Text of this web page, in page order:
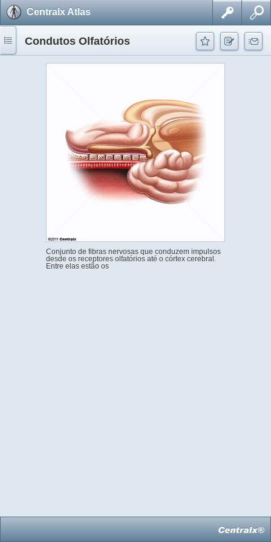
Centralx Atlas
Condutos Olfatórios
Conjunto de fibras nervosas que conduzem impulsos
desde os receptores olfatórios até o córtex cerebral.
Entre elas estão os